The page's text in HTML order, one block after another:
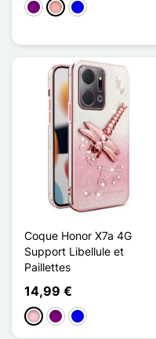
PúrpuraOro rosa
Azul
Coque Honor X7a 4G
Support Libellule et
Paillettes
14,99 €
RosaPúrpura
Azul